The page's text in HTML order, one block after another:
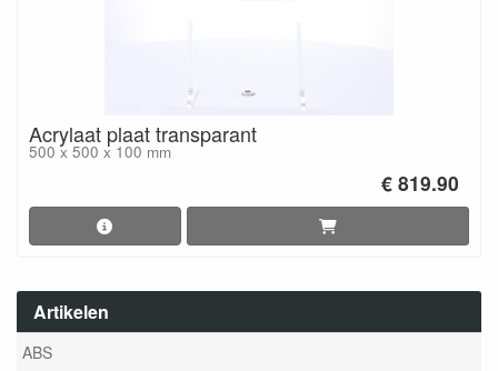
Artikelen
ABS
Acrylaat plaat transparant
500 x 500 x 100 mm
€ 819.90